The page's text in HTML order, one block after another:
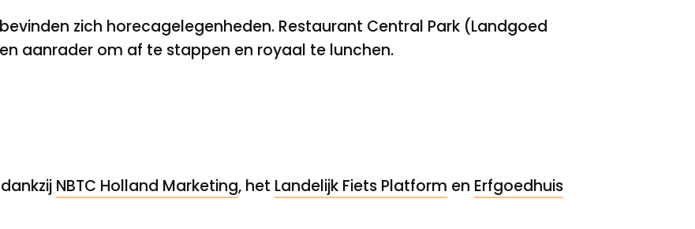
zich horecagelegenheden. Restaurant Central Park (Landgoed
aanrader om af te stappen en royaal te lunchen.
NBTC Holland Marketing, het Landelijk Fiets Platform en Erfgoedhuis